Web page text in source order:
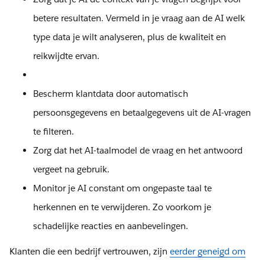
betere resultaten. Vermeld in je vraag aan de AI welk
type data je wilt analyseren, plus de kwaliteit en
reikwijdte ervan.
Bescherm klantdata door automatisch
persoonsgegevens en betaalgegevens uit de AI-vragen
te filteren.
Zorg dat het AI-taalmodel de vraag en het antwoord
vergeet na gebruik.
Monitor je AI constant om ongepaste taal te
herkennen en te verwijderen. Zo voorkom je
schadelijke reacties en aanbevelingen.
Klanten die een bedrijf vertrouwen, zijn eerder geneigd om